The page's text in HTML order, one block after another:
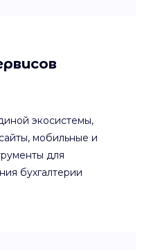
экосистемы,
мобильные и
для
бухгалтерии